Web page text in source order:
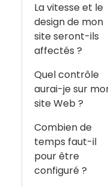
La vitesse et le
design de mon
site seront-ils
affectés ?
Quel contrôle
aurai-je sur
site Web ?
Combien de
temps faut-il
pour être
configuré ?